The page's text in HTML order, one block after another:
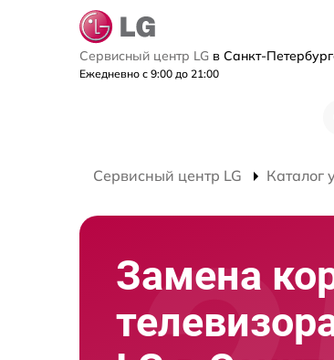
Сервисный центр LG в Санкт-
Ежедневно с 9:00 до 21:00
Сервисный центр LG Каталог
Замена